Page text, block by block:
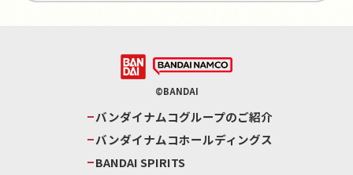
©BANDAI
バンダイナムコグループのご紹介
バンダイナムコホールディングス
BANDAI SPIRITS